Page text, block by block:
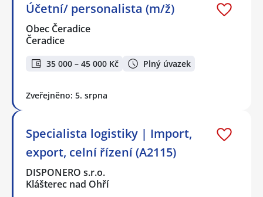
Účetní/ personalista (m/ž)
Obec Čeradice
Čeradice
35 000 – 45 000 Kč Plný úvazek
Zveřejněno: 5. srpna
Specialista logistiky | Import,
export, celní řízení (A2115)
DISPONERO s.r.o.
Klášterec nad Ohří